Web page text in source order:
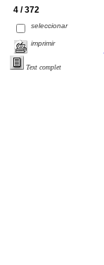
4 / 372
seleccionar
imprimir
Text complet